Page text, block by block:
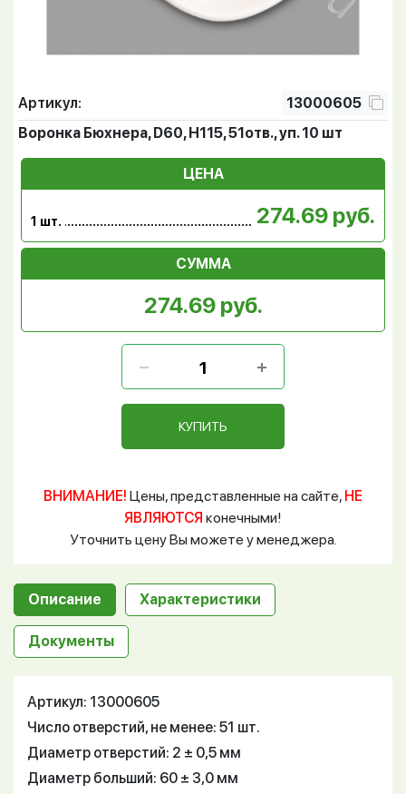
Артикул:
13000605
Воронка Бюхнера, D60, Н115, 51отв., уп. 10 шт
ЦЕНА
1 шт. 274.69 руб.
СУММА
274.69 руб.
КУПИТЬ
ВНИМАНИЕ! Цены, представленные на сайте, НЕ
ЯВЛЯЮТСЯ конечными!
Уточнить цену Вы можете у менеджера.
Описание Характеристики
Документы
Артикул: 13000605
Число отверстий, не менее: 51 шт.
Диаметр отверстий: 2 ± 0,5 мм
Диаметр больший: 60 ± 3,0 мм